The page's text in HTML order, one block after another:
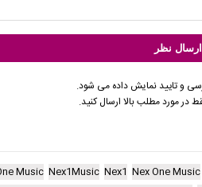
و تایید نمایش داده می شود.
در مورد مطلب بالا ارسال کنید.
Nex One Music
Nex1
Nex1Music
Music